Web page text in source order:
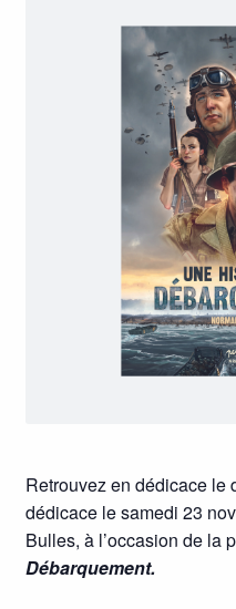
Retrouvez en dédicace le
dédicace le samedi 23
Bulles, à l’occasion de la
Débarquement.